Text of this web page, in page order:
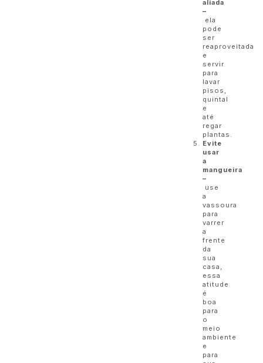
aliada
–
ela
pode
ser
reaproveitada
e
servir
para
lavar
pisos,
quintal
e
até
regar
plantas.
Evite
usar
a
mangueira
–
use
a
vassoura
para
varrer
a
frente
da
sua
casa,
essa
atitude
é
boa
para
o
meio
ambiente
e
para